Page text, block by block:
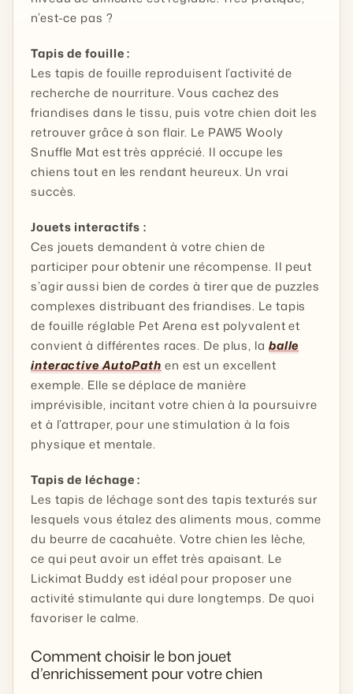
n’est-ce pas ?
Tapis de fouille :
Les tapis de fouille reproduisent l’activité de
recherche de nourriture. Vous cachez des
friandises dans le tissu, puis votre chien doit les
retrouver grâce à son flair. Le PAW5 Wooly
Snuffle Mat est très apprécié. Il occupe les
chiens tout en les rendant heureux. Un vrai
succès.
Jouets interactifs :
Ces jouets demandent à votre chien de
participer pour obtenir une récompense. Il peut
s’agir aussi bien de cordes à tirer que de puzzles
complexes distribuant des friandises. Le tapis
de fouille réglable Pet Arena est polyvalent et
convient à différentes races. De plus, la balle
interactive AutoPath en est un excellent
exemple. Elle se déplace de manière
imprévisible, incitant votre chien à la poursuivre
et à l’attraper, pour une stimulation à la fois
physique et mentale.
Tapis de léchage :
Les tapis de léchage sont des tapis texturés sur
lesquels vous étalez des aliments mous, comme
du beurre de cacahuète. Votre chien les lèche,
ce qui peut avoir un effet très apaisant. Le
Lickimat Buddy est idéal pour proposer une
activité stimulante qui dure longtemps. De quoi
favoriser le calme.
Comment choisir le bon jouet
d’enrichissement pour votre chien